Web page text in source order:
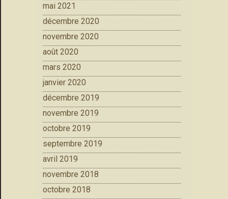
mai 2021
décembre 2020
novembre 2020
août 2020
mars 2020
janvier 2020
décembre 2019
novembre 2019
octobre 2019
septembre 2019
avril 2019
novembre 2018
octobre 2018